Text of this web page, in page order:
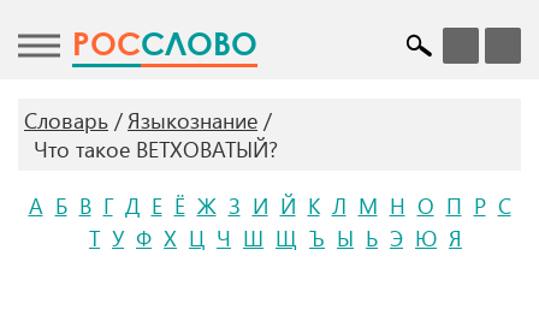
POCСЛОВО
Словарь
Языкознание
Что такое ВЕТХОВАТЫЙ?
А Б В Г Д Е Ё Ж З И Й К Л М Н О П Р С
Т У Ф Х Ц Ч Ш Щ Ъ Ы Ь Э Ю Я